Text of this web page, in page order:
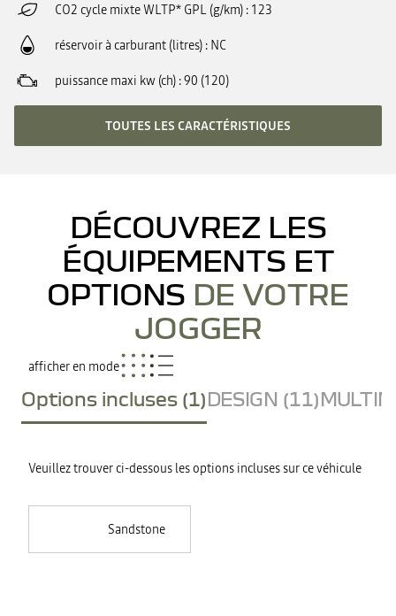
CO2 cycle mixte WLTP* GPL (g/km) 123
réservoir à carburant (litres) NC
puissance maxi kw (ch) 90 (120)
TOUTES LES CARACTÉRISTIQUES
DÉCOUVREZ LES
ÉQUIPEMENTS ET
OPTIONS DE VOTRE
JOGGER
afficher en mode
Options incluses (1)DESIGN (11)
Veuillez trouver ci-dessous les options incluses sur ce véhicule
Sandstone